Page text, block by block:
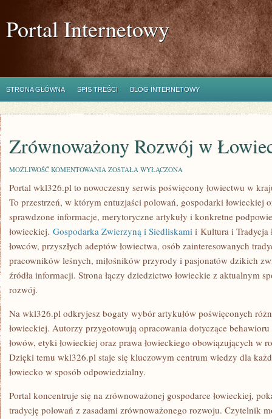
Portal Internetowy
STRONA GŁÓWNA SPIS TREŚCI BLOG INTERNETOWY
Zrównoważony Rozwój w
MOŻLIWOŚĆ KOMENTOWANIA ZRÓWNOWAŻONY
W
ŁOWIECTWIE
ZOSTAŁA WYŁĄCZONA
Portal wkl326.pl to nowoczesny serwis poświęcony łowiectwu w
To przestrzeń, w którym entuzjaści polowań, gospodarki łowieckiej
sprawdzone informacje, merytoryczne artykuły i konkretne
łowieckiej. Gospodarka Zwierzyną i Siedliskami i Kultura i
łowców, przyszłych adeptów łowiectwa, osób zainteresowanych
pracowników leśnych, miłośników przyrody i pasjonatów dzikich
źródła informacji. Strona łączy dziedzictwo łowieckie z aktualnym
rozwój.
Na wkl326.pl odkryjesz bogaty wybór artykułów poświęconych
łowieckiej. Autorzy przygotowują opracowania dotyczące
łowów, etyki łowieckiej oraz prawa łowieckiego obowiązujących w
Dzięki temu wkl326.pl staje się kluczowym centrum wiedzy dla
łowiecko w sposób odpowiedzialny.
Portal koncentruje się na zrównoważonej gospodarce łowieckiej,
tradycję polowań z zasadami zrównoważonego rozwoju. Czytelnik